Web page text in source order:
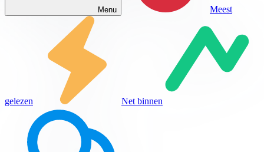
Menu Meest
gelezen Net binnen